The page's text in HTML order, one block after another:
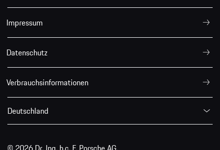
Impressum
Datenschutz
Verbrauchsinformationen
Deutschland